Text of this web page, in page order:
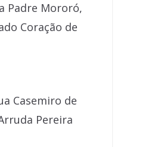
Padre Mororó,
Coração de
Casemiro de
Pereira